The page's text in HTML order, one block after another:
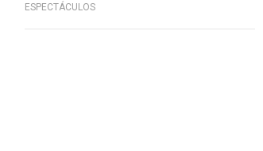
ESPECTÁCULOS